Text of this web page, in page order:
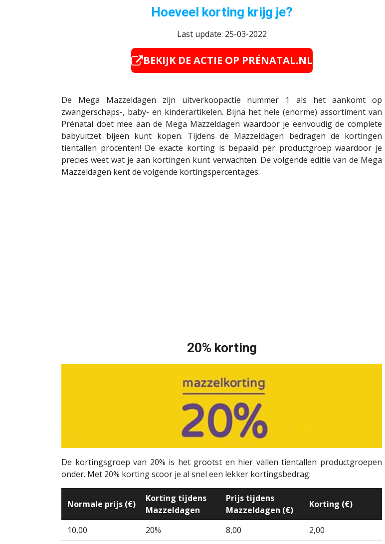
Hoeveel korting krijg je?
Last update: 25-03-2022
BEKIJK DE ACTIE OP PRÉNATAL.NL
De Mega Mazzeldagen zijn uitverkoopactie nummer 1 als het aankomt op
zwangerschaps-, baby- en kinderartikelen. Bijna het hele (enorme) assortiment van
Prénatal doet mee aan de Mega Mazzeldagen waardoor je eenvoudig de complete
babyuitzet bijeen kunt kopen. Tijdens de Mazzeldagen bedragen de kortingen
tientallen procenten! De exacte korting is bepaald per productgroep waardoor je
precies weet wat je aan kortingen kunt verwachten. De volgende editie van de Mega
Mazzeldagen kent de volgende kortingspercentages:
20% korting
De kortingsgroep van 20% is het grootst en hier vallen tientallen productgroepen
onder. Met 20% korting scoor je al snel een lekker kortingsbedrag:
Normale prijs (€)
Korting tijdens
Mazzeldagen
Prijs tijdens
Mazzeldagen (€)
Korting (€)
10,00 20% 8,00
2,00